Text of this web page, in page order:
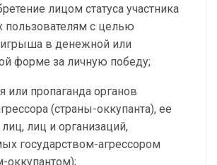
лицом статуса участника
пользователям с целью
в денежной или
форме за личную победу;
или пропаганда органов
(страны-оккупанта), ее
лиц и организаций,
государством-агрессором
оккупантом);